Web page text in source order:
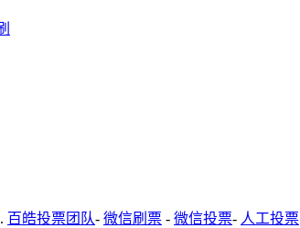
百皓投票团队- 微信刷票 - 微信投票- 人工投票